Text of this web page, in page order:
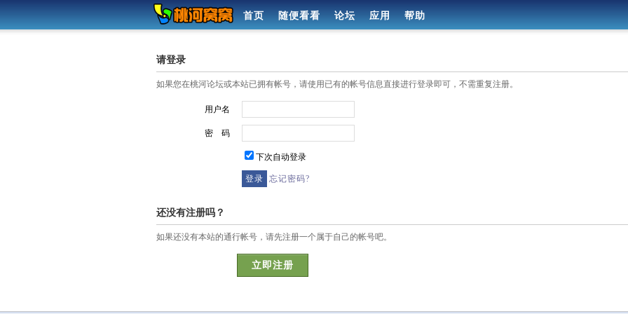
首页 随便看看 论坛 应用 帮助
请登录
如果您在桃河论坛或本站已拥有帐号，请使用已有的帐号信息直接进行登录即可，不需重复注册。
用户名
密 码
下次自动登录
忘记密码?
还没有注册吗？
如果还没有本站的通行帐号，请先注册一个属于自己的帐号吧。
立即注册